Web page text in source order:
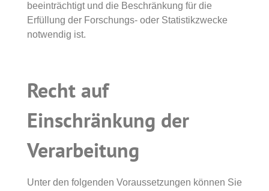
beeinträchtigt und die Beschränkung für die
Erfüllung der Forschungs- oder Statistikzwecke
notwendig ist.
Recht auf
Einschränkung der
Verarbeitung
Unter den folgenden Voraussetzungen können Sie